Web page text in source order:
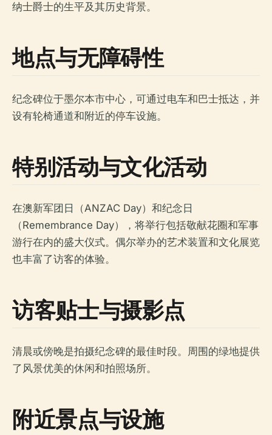
纳士爵士的生平及其历史背景。
地点与无障碍性
纪念碑位于墨尔本市中心，可通过电车和巴士抵达，并
设有轮椅通道和附近的停车设施。
特别活动与文化活动
在澳新军团日（ANZAC Day）和纪念日
（Remembrance Day），将举行包括敬献花圈和军事
游行在内的盛大仪式。偶尔举办的艺术装置和文化展览
也丰富了访客的体验。
访客贴士与摄影点
清晨或傍晚是拍摄纪念碑的最佳时段。周围的绿地提供
了风景优美的休闲和拍照场所。
附近景点与设施